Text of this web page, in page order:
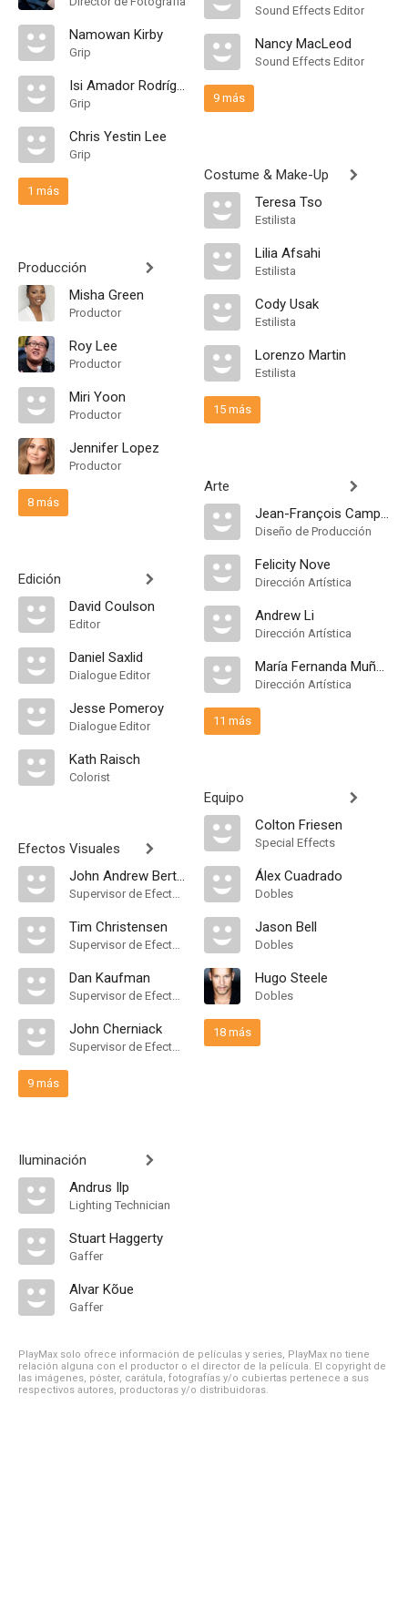
Namowan Kirby
Grip
Isi Amador Rodríguez
Grip
Chris Yestin Lee
Grip
1 más
Producción
Misha Green
Productor
Roy Lee
Productor
Miri Yoon
Productor
Jennifer Lopez
Productor
8 más
Edición
David Coulson
Editor
Daniel Saxlid
Dialogue Editor
Jesse Pomeroy
Dialogue Editor
Kath Raisch
Colorist
Efectos Visuales
John Andrew Berton Jr.
Supervisor de Efectos Visuales
Tim Christensen
Supervisor de Efectos Visuales
Dan Kaufman
Supervisor de Efectos Visuales
John Cherniack
Supervisor de Efectos Visuales
9 más
Iluminación
Andrus Ilp
Lighting Technician
Stuart Haggerty
Gaffer
Alvar Kõue
Gaffer
Sound Effects Editor
Nancy MacLeod
Sound Effects Editor
9 más
Costume & Make-Up
Teresa Tso
Estilista
Lilia Afsahi
Estilista
Cody Usak
Estilista
Lorenzo Martin
Estilista
15 más
Arte
Jean-François Campeau
Diseño de Producción
Felicity Nove
Dirección Artística
Andrew Li
Dirección Artística
María Fernanda Muñoz
Dirección Artística
11 más
Equipo
Colton Friesen
Special Effects
Álex Cuadrado
Dobles
Jason Bell
Dobles
Hugo Steele
Dobles
18 más
PlayMax solo ofrece información de películas y series, PlayMax no tiene
relación alguna con el productor o el director de la película. El copyright de
las imágenes, póster, carátula, fotografías y/o cubiertas pertenece a sus
respectivos autores, productoras y/o distribuidoras.